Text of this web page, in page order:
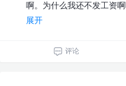
啊。为什么我还不发工资
展开
评论